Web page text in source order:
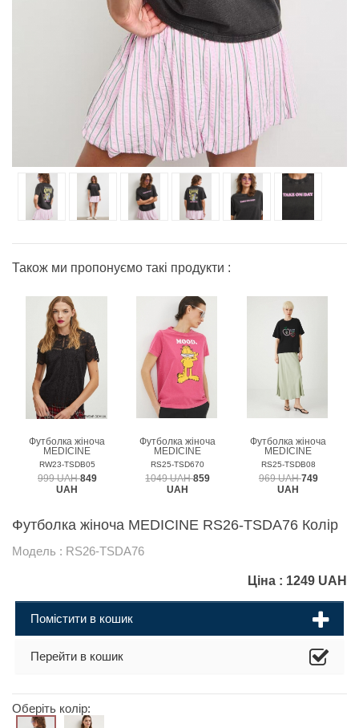
Також ми пропонуємо такі продукти :
Футболка жіноча
MEDICINE
RW23-TSDB05
999 UAH849
UAH
Футболка жіноча
MEDICINE
RS25-TSD670
1049 UAH859
UAH
Футболка жіноча
MEDICINE
RS25-TSDB08
969 UAH749
UAH
Футболка жіноча MEDICINE RS26-TSDA76 Колір
Модель : RS26-TSDA76
Ціна : 1249 UAH
Помістити в кошик
Перейти в кошик
Оберіть колір: